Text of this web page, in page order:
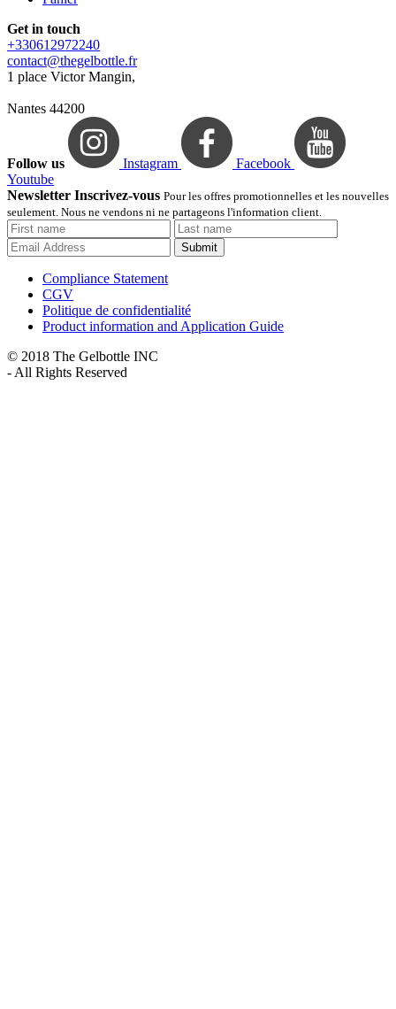
Get in touch
+330612972240
contact@thegelbottle.fr
1 place Victor Mangin,
Nantes 44200
Follow us Instagram
Facebook
Youtube
Newsletter Inscrivez-vous Pour les offres promotionnelles et les nouvelles
seulement. Nous ne vendons ni ne partageons l'information client.
Submit
Compliance Statement
CGV
Politique de confidentialité
Product information and Application Guide
© 2018 The Gelbottle INC
- All Rights Reserved